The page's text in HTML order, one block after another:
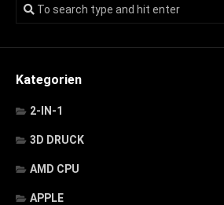
Kategorien
2-IN-1
3D DRUCK
AMD CPU
APPLE